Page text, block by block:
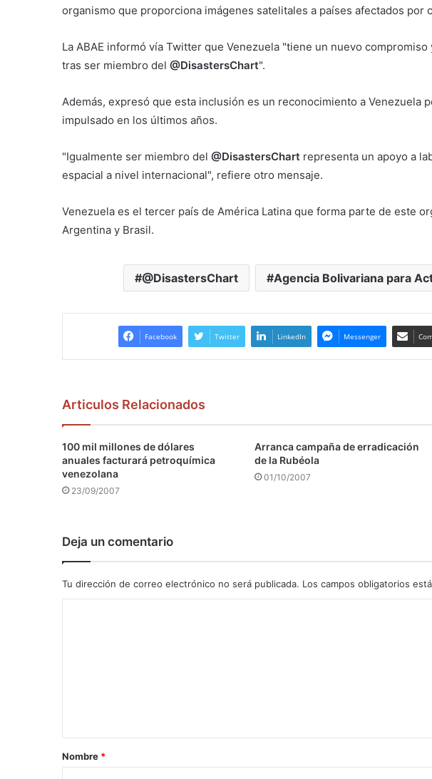
organismo que proporciona imágenes satelitales a países afectados por
La ABAE informó vía Twitter que Venezuela "tiene un nuevo
tras ser miembro del @DisastersChart".
Además, expresó que esta inclusión es un reconocimiento a Venezuela
impulsado en los últimos años.
"Igualmente ser miembro del @DisastersChart representa un apoyo a
espacial a nivel internacional", refiere otro mensaje.
Venezuela es el tercer país de América Latina que forma parte de este
Argentina y Brasil.
@DisastersChart Agencia Bolivariana para
Facebook Twitter LinkedIn Messenger
Articulos Relacionados
100 mil millones de dólares
anuales facturará petroquímica
venezolana
23/09/2007
Arranca campaña de erradicación
de la Rubéola
01/10/2007
Deja un comentario
Tu dirección de correo electrónico no será publicada. Los campos obligatorios
a
r
Nombre *